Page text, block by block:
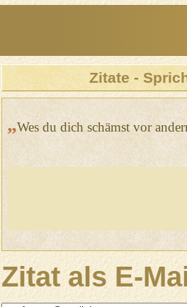
Zitate -
„Wes du dich schämst vor
Zitat als E-